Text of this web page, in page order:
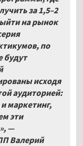
за 1,5–2
на рынок
по
будут
исходя
аудиторией:
маркетинг,
эти
—
Валерий